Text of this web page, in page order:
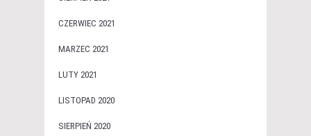
CZERWIEC 2021
MARZEC 2021
LUTY 2021
LISTOPAD 2020
SIERPIEŃ 2020